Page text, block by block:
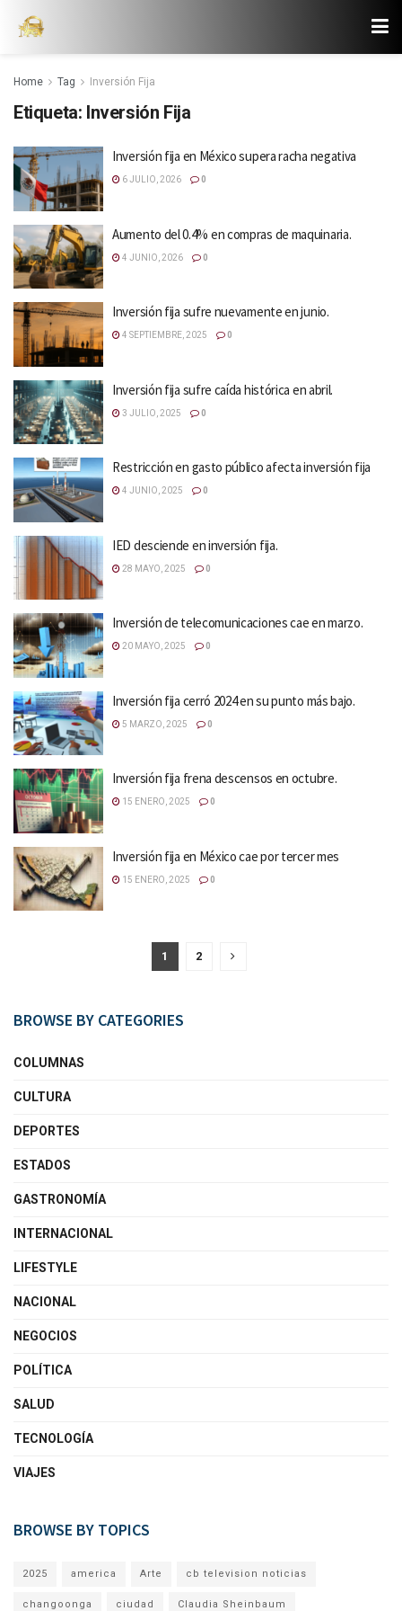
Home Tag Inversión Fija
Etiqueta: Inversión Fija
Inversión fija en México supera racha negativa
6 JULIO, 2026 0
Aumento del 0.4% en compras de maquinaria.
4 JUNIO, 2026 0
Inversión fija sufre nuevamente en junio.
4 SEPTIEMBRE, 2025 0
Inversión fija sufre caída histórica en abril.
3 JULIO, 2025 0
Restricción en gasto público afecta inversión fija
4 JUNIO, 2025 0
IED desciende en inversión fija.
28 MAYO, 2025 0
Inversión de telecomunicaciones cae en marzo.
20 MAYO, 2025 0
Inversión fija cerró 2024 en su punto más bajo.
5 MARZO, 2025 0
Inversión fija frena descensos en octubre.
15 ENERO, 2025 0
Inversión fija en México cae por tercer mes
15 ENERO, 2025 0
1 2
BROWSE BY CATEGORIES
COLUMNAS
CULTURA
DEPORTES
ESTADOS
GASTRONOMÍA
INTERNACIONAL
LIFESTYLE
NACIONAL
NEGOCIOS
POLÍTICA
SALUD
TECNOLOGÍA
VIAJES
BROWSE BY TOPICS
2025 america Arte cb television noticias
changoonga ciudad Claudia Sheinbaum